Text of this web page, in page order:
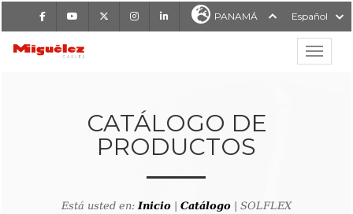
FacebookYoutube InstagramLinkedIn PANAMÁ Español
MIGUÉLEZ CABLES
CATÁLOGO DE
PRODUCTOS
Está usted en:Inicio Catálogo | SOLFLEX